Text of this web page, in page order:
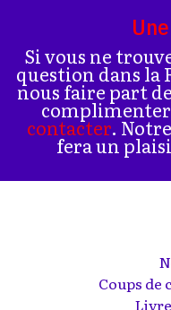
Si vous ne
question dans la
nous faire part
contacter.
fera un
Coups de